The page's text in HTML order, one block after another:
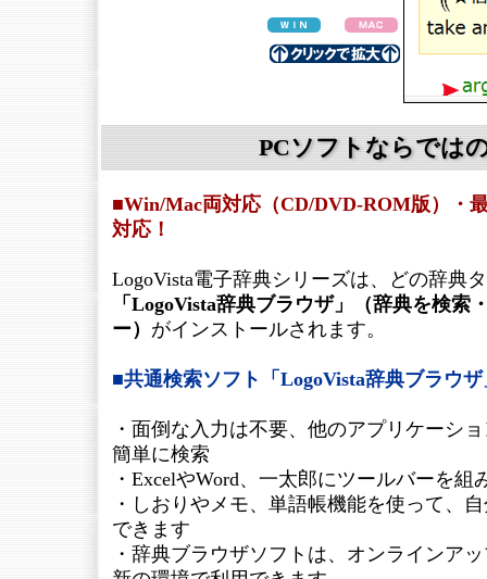
PCソフトならでは
■Win/Mac両対応（CD/DVD-ROM版）・
対応！
LogoVista電子辞典シリーズは、どの辞典
「LogoVista辞典ブラウザ」（辞典を検索
ー） がインストールされます。
■共通検索ソフト「LogoVista辞典ブラウ
・面倒な入力は不要、他のアプリケーシ
簡単に検索
・ExcelやWord、一太郎にツールバーを組
・しおりやメモ、単語帳機能を使って、
できます
・辞典ブラウザソフトは、オンラインア